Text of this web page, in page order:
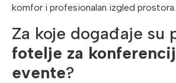
komfor i profesionalan izgled prostora.
Za koje događaje su
fotelje za
evente?